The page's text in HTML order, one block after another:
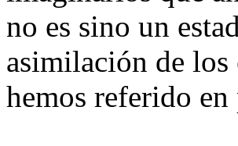
no es sino un
asimilación de los
hemos referido